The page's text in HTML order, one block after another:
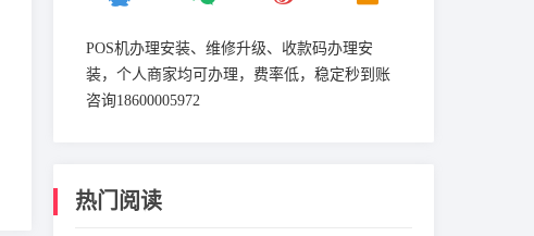
POS机办理安装、维修升级、收款码办理安
装，个人商家均可办理，费率低，稳定秒到账
咨询18600005972
热门阅读